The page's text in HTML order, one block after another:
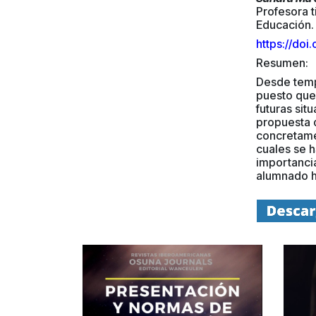
Profesora
https://
Resumen:
Desde
puesto
futuras
propuesta
cuales se
alumnado